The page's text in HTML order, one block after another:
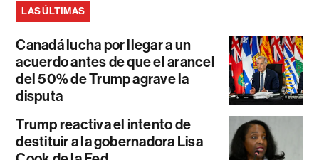
LAS ÚLTIMAS
Canadá lucha por llegar a un
acuerdo antes de que el arancel
del 50% de Trump agrave la
disputa
Trump reactiva el intento de
destituir a la gobernadora Lisa